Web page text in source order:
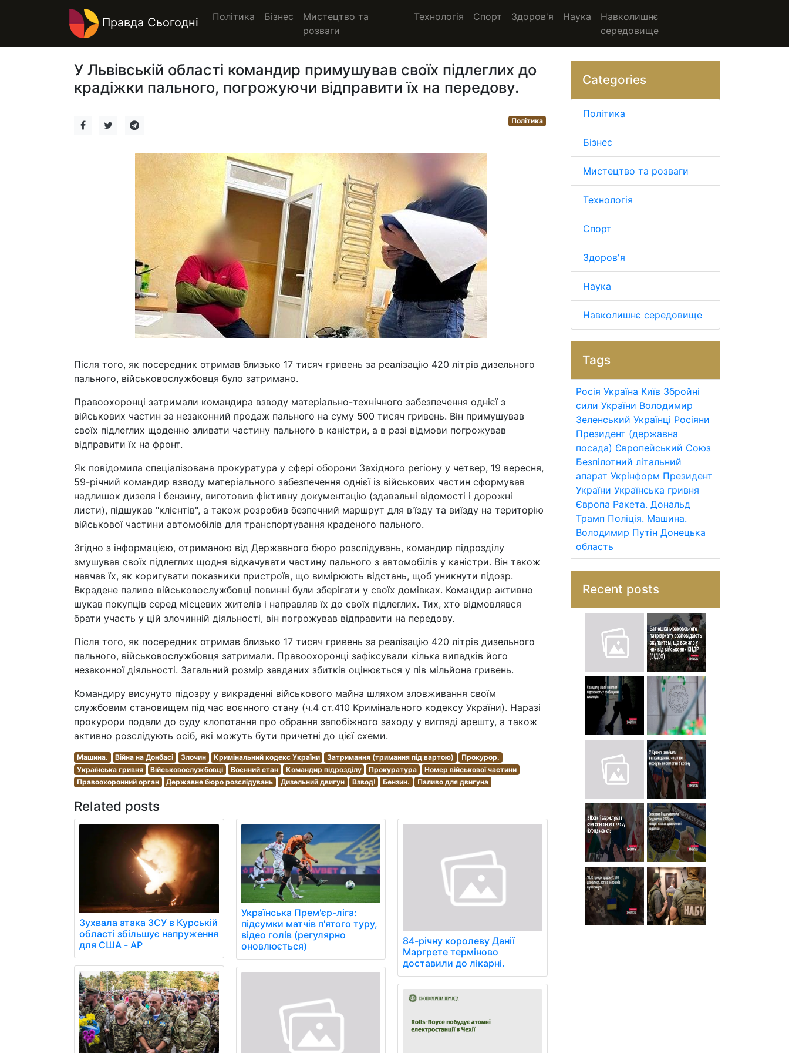
Правда Сьогодні Політика Бізнес
Мистецтво та
розваги
Технологія Спорт Здоров'я Наука
Навколишнє
середовище
У Львівській області командир примушував своїх підлеглих до
крадіжки пального, погрожуючи відправити їх на передову.
Політика
Після того, як посередник отримав близько 17 тисяч гривень за реалізацію 420 літрів дизельного
пального, військовослужбовця було затримано.
Правоохоронці затримали командира взводу матеріально-технічного забезпечення однієї з
військових частин за незаконний продаж пального на суму 500 тисяч гривень. Він примушував
своїх підлеглих щоденно зливати частину пального в каністри, а в разі відмови погрожував
відправити їх на фронт.
Як повідомила спеціалізована прокуратура у сфері оборони Західного регіону у четвер, 19 вересня,
59-річний командир взводу матеріального забезпечення однієї із військових частин сформував
надлишок дизеля і бензину, виготовив фіктивну документацію (здавальні відомості і дорожні
листи), підшукав "клієнтів", а також розробив безпечний маршрут для в'їзду та виїзду на територію
військової частини автомобілів для транспортування краденого пального.
Згідно з інформацією, отриманою від Державного бюро розслідувань, командир підрозділу
змушував своїх підлеглих щодня відкачувати частину пального з автомобілів у каністри. Він також
навчав їх, як коригувати показники пристроїв, що вимірюють відстань, щоб уникнути підозр.
Вкрадене паливо військовослужбовці повинні були зберігати у своїх домівках. Командир активно
шукав покупців серед місцевих жителів і направляв їх до своїх підлеглих. Тих, хто відмовлявся
брати участь у цій злочинній діяльності, він погрожував відправити на передову.
Після того, як посередник отримав близько 17 тисяч гривень за реалізацію 420 літрів дизельного
пального, військовослужбовця затримали. Правоохоронці зафіксували кілька випадків його
незаконної діяльності. Загальний розмір завданих збитків оцінюється у пів мільйона гривень.
Командиру висунуто підозру у викраденні військового майна шляхом зловживання своїм
службовим становищем під час воєнного стану (ч.4 ст.410 Кримінального кодексу України). Наразі
прокурори подали до суду клопотання про обрання запобіжного заходу у вигляді арешту, а також
активно розслідують осіб, які можуть бути причетні до цієї схеми.
Машина. Війна на Донбасі Злочин Кримінальний кодекс України Затримання (тримання під вартою)
Прокурор.
Українська гривня
Військовослужбовці Воєнний стан Командир підрозділу Прокуратура
Номер військової частини
Правоохоронний орган
Державне бюро розслідувань Дизельний двигун Взвод! Бензин. Паливо для двигуна
Related posts
Зухвала атака ЗСУ в Курській
області збільшує напруження
для США - AP
Українська Прем'єр-ліга:
підсумки матчів п'ятого туру,
відео голів (регулярно
оновлюється)
84-річну королеву Данії
Маргрете терміново
доставили до лікарні.
Categories
Політика
Бізнес
Мистецтво та розваги
Технологія
Спорт
Здоров'я
Наука
Навколишнє середовище
Tags
Росія Україна Київ Збройні
сили України Володимир
Зеленський Українці Росіяни
Президент (державна
посада) Європейський Союз
Безпілотний літальний
апарат Укрінформ Президент
України Українська гривня
Європа Ракета. Дональд
Трамп Поліція. Машина.
Володимир Путін Донецька
область
Recent posts